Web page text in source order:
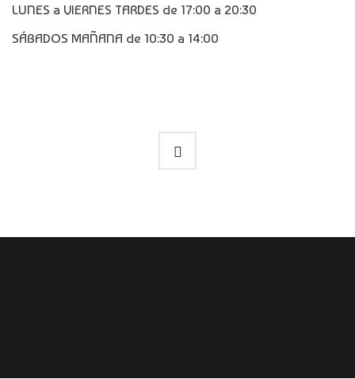
LUNES a VIERNES TARDES de 17:00 a 20:30
SÁBADOS MAÑANA de 10:30 a 14:00